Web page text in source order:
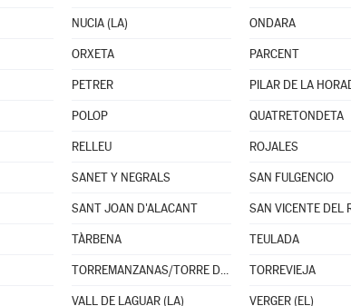
NUCIA (LA) ONDARA
ORXETA PARCENT
PETRER PILAR DE LA
POLOP QUATRETONDETA
RELLEU ROJALES
SANET Y NEGRALS SAN FULGENCIO
SANT JOAN D'ALACANT
TÀRBENA TEULADA
TORREMANZANAS/TORRE DE LES MAÇANES (LA) TORREVIEJA
VALL DE LAGUAR (LA) VERGER (EL)